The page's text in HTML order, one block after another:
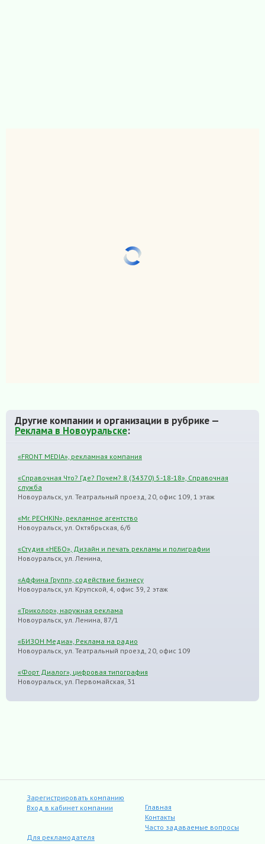
Другие компании и организации в рубрике —
Реклама в Новоуральске:
«FRONT MEDIA», рекламная компания
«Справочная Что? Где? Почем? 8 (34370) 5-18-18», Справочная
служба
Новоуральск, ул. Театральный проезд, 20, офис 109, 1 этаж
«Mr. PECHKIN», рекламное агентство
Новоуральск, ул. Октябрьская, 6/б
«Студия «НЕБО», Дизайн и печать рекламы и полиграфии
Новоуральск, ул. Ленина,
«Аффина Групп», содействие бизнесу
Новоуральск, ул. Крупской, 4, офис 39, 2 этаж
«Триколор», наружная реклама
Новоуральск, ул. Ленина, 87/1
«БИЗОН Медиа», Реклама на радио
Новоуральск, ул. Театральный проезд, 20, офис 109
«Форт Диалог», цифровая типография
Новоуральск, ул. Первомайская, 31
Зарегистрировать компанию
Вход в кабинет компании
Главная
Контакты
Часто задаваемые вопросы
Для рекламодателя